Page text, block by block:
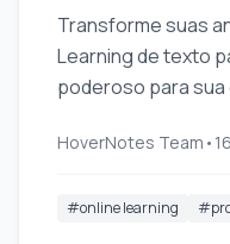
Transforme suas
Learning de texto
poderoso para
utilizar seu
HoverNotes Team • 16
#online learning #